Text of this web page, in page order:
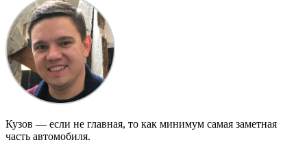
Кузов — если не главная, то как минимум самая заметная
часть автомобиля.